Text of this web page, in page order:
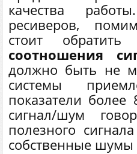
качества
ресиверов,
стоит
соотношения
должно быть не
системы
показатели
сигнал/шум
полезного
собственные